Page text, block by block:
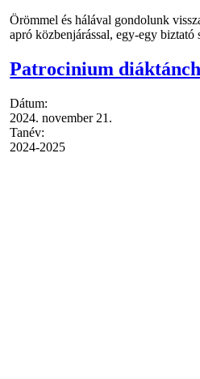
Örömmel és hálával gondolunk
apró közbenjárással, egy-egy
Patrocinium
Dátum:
2024. november 21.
Tanév:
2024-2025